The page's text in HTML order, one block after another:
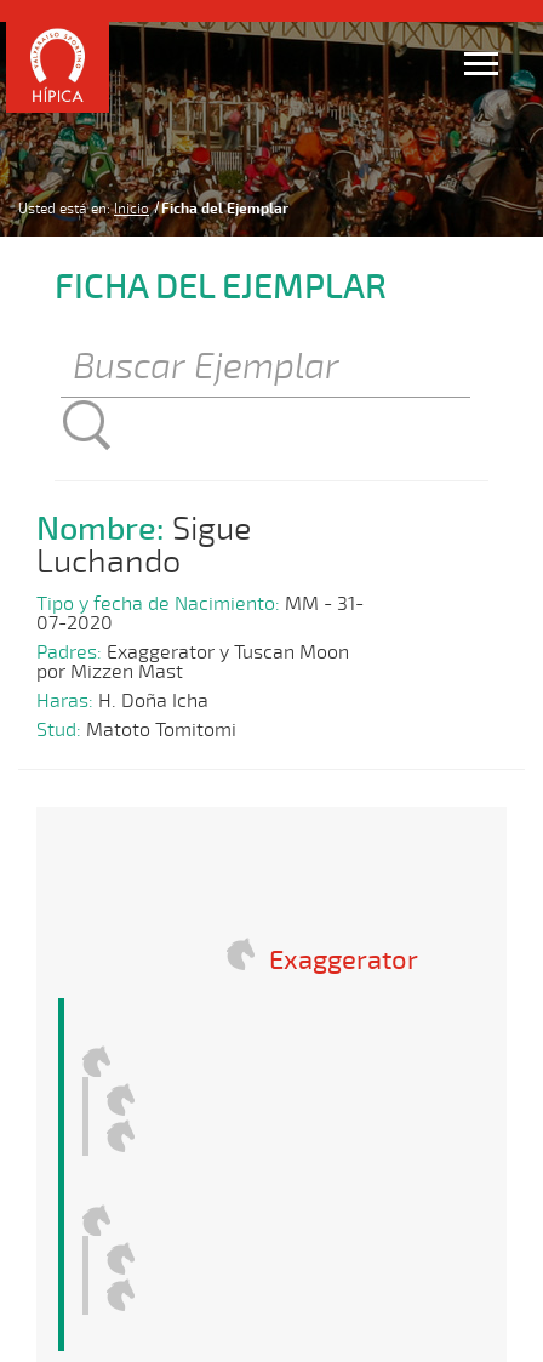
Usted está en: Inicio Ficha del Ejemplar
FICHA DEL EJEMPLAR
Nombre: Sigue
Luchando
Tipo y fecha de Nacimiento: MM - 31-
07-2020
Padres: Exaggerator y Tuscan Moon
por Mizzen Mast
Haras: H. Doña Icha
Stud: Matoto Tomitomi
Exaggerator